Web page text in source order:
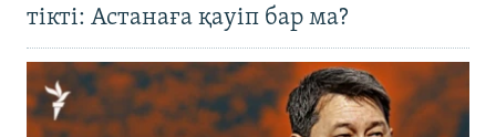
тікті: Астанаға қауіп бар ма?